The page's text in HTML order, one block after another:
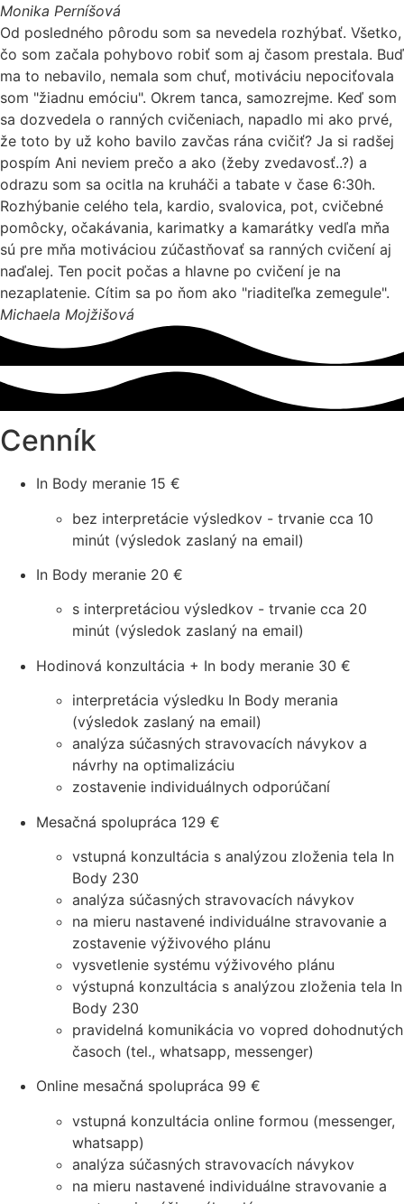
Monika Perníšová
Od posledného pôrodu som sa nevedela rozhýbať. Všetko,
čo som začala pohybovo robiť som aj časom prestala. Buď
ma to nebavilo, nemala som chuť, motiváciu nepociťovala
som "žiadnu emóciu". Okrem tanca, samozrejme. Keď som
sa dozvedela o ranných cvičeniach, napadlo mi ako prvé,
že toto by už koho bavilo zavčas rána cvičiť? Ja si radšej
pospím Ani neviem prečo a ako (žeby zvedavosť..?) a
odrazu som sa ocitla na kruháči a tabate v čase 6:30h.
Rozhýbanie celého tela, kardio, svalovica, pot, cvičebné
pomôcky, očakávania, karimatky a kamarátky vedľa mňa
sú pre mňa motiváciou zúčastňovať sa ranných cvičení aj
naďalej. Ten pocit počas a hlavne po cvičení je na
nezaplatenie. Cítim sa po ňom ako "riaditeľka zemegule".
Michaela Mojžišová
Cenník
In Body meranie 15 €
bez interpretácie výsledkov - trvanie cca 10
minút (výsledok zaslaný na email)
In Body meranie 20 €
s interpretáciou výsledkov - trvanie cca 20
minút (výsledok zaslaný na email)
Hodinová konzultácia + In body meranie 30 €
interpretácia výsledku In Body merania
(výsledok zaslaný na email)
analýza súčasných stravovacích návykov a
návrhy na optimalizáciu
zostavenie individuálnych odporúčaní
Mesačná spolupráca 129 €
vstupná konzultácia s analýzou zloženia tela In
Body 230
analýza súčasných stravovacích návykov
na mieru nastavené individuálne stravovanie a
zostavenie výživového plánu
vysvetlenie systému výživového plánu
výstupná konzultácia s analýzou zloženia tela In
Body 230
pravidelná komunikácia vo vopred dohodnutých
časoch (tel., whatsapp, messenger)
Online mesačná spolupráca 99 €
vstupná konzultácia online formou (messenger,
whatsapp)
analýza súčasných stravovacích návykov
na mieru nastavené individuálne stravovanie a